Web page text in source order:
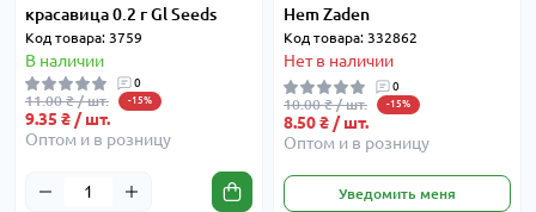
красавица 0.2 г Gl Seeds
Код товара: 3759
В наличии
0
11.00 ₴ / шт. -15%
9.35 ₴ / шт.
Оптом и в розницу
Hem Zaden
Код товара: 332862
Нет в наличии
0
10.00 ₴ / шт. -15%
8.50 ₴ / шт.
Оптом и в розницу
Уведомить меня